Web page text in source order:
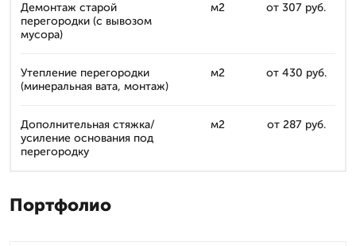
Демонтаж старой
перегородки (с вывозом
мусора)
м2 от 307 руб.
Утепление перегородки
(минеральная вата, монтаж)
м2 от 430 руб.
Дополнительная стяжка/
усиление основания под
перегородку
м2 от 287 руб.
Портфолио